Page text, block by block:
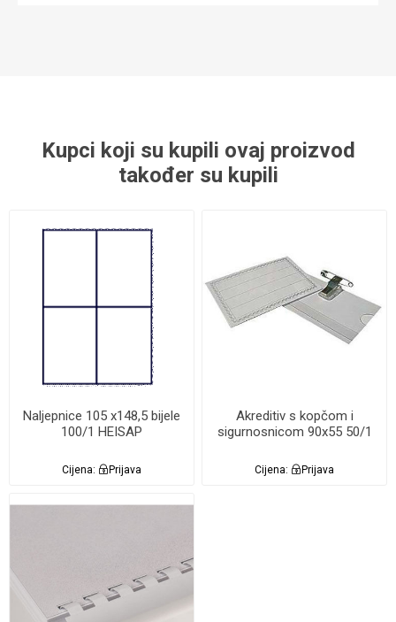
Kupci koji su kupili ovaj proizvod
također su kupili
Naljepnice 105 x148,5 bijele
100/1 HEISAP
Cijena: Prijava
Akreditiv s kopčom i
sigurnosnicom 90x55 50/1
Cijena: Prijava